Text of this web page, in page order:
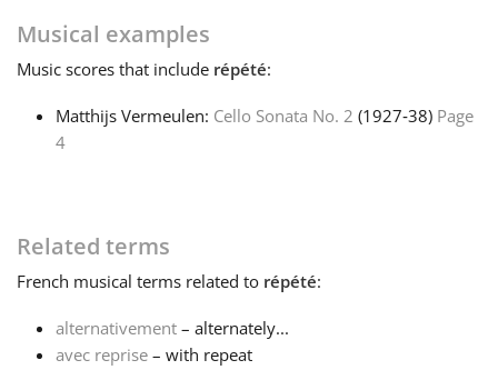
Italiano
Musical examples
Music scores that include répété:
Matthijs Vermeulen: Cello Sonata No. 2 (1927‑38) Page
4
Related terms
French musical terms related to répété:
alternativement – alternately...
avec reprise – with repeat